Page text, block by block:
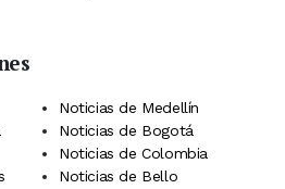
Noticias de Medellín
Noticias de Bogotá
Noticias de Colombia
Noticias de Bello